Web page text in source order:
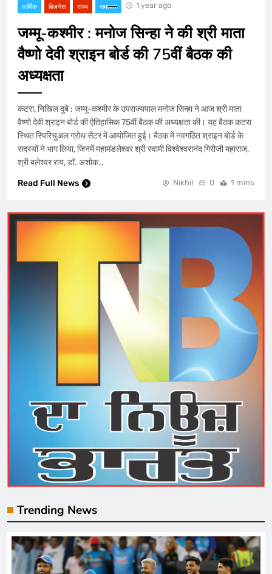
धार्मिक बिजनेस राज्य समाचार 1 year ago
जम्मू-कश्मीर : मनोज सिन्हा ने की श्री माता
वैष्णो देवी श्राइन बोर्ड की 75वीं बैठक की
अध्यक्षता
कटरा, निखिल दुबे : जम्मू-कश्मीर के उपराज्यपाल मनोज सिन्हा ने आज श्री माता
वैष्णो देवी श्राइन बोर्ड की ऐतिहासिक 75वीं बैठक की अध्यक्षता की। यह बैठक कटरा
स्थित स्पिरिचुअल ग्रोथ सेंटर में आयोजित हुई। बैठक में नवगठित श्राइन बोर्ड के
सदस्यों ने भाग लिया, जिनमें महामंडलेश्वर श्री स्वामी विश्वेश्वरानंद गिरीजी महाराज,
श्री बलेश्वर राय, डॉ. अशोक…
Read Full News
Nikhil 0 1 mins
Trending News